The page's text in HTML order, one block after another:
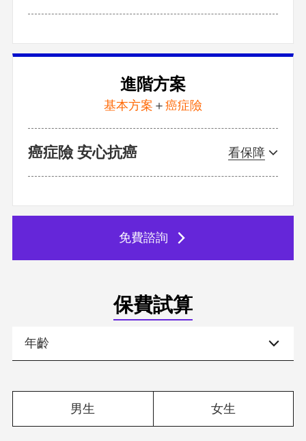
感受身體的不適，心理更容易憂鬱失落。預先規劃
治療黃金期及治療品質。進階方案
基本方案 ＋ 癌症險
癌症險 安心抗癌
免費諮詢
保費試算
男生 女生